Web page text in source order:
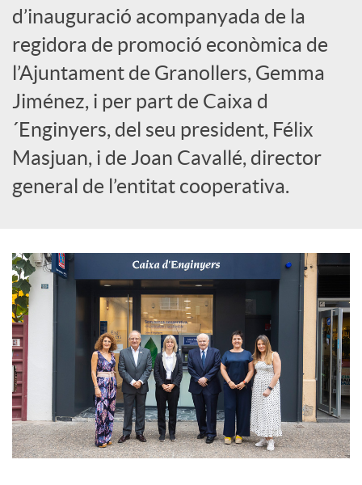
c
i
a
l
d’inauguració acompanyada de la
regidora de promoció econòmica de
l’Ajuntament de Granollers, Gemma
Jiménez, i per part de Caixa d
´Enginyers, del seu president, Félix
Masjuan, i de Joan Cavallé, director
general de l’entitat cooperativa.